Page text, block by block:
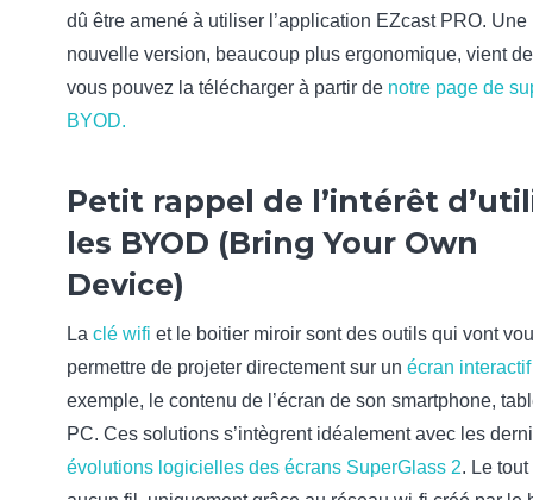
dû être amené à utiliser l’application EZcast PRO. Une
nouvelle version, beaucoup plus ergonomique, vient
vous pouvez la télécharger à partir de notre page de
BYOD.
Petit rappel de l’intérêt
les BYOD (Bring Your Own
Device)
La clé wifi et le boitier miroir sont des outils qui vont
permettre de projeter directement sur un écran interactif
exemple, le contenu de l’écran de son smartphone,
PC. Ces solutions s’intègrent idéalement avec les
évolutions logicielles des écrans SuperGlass 2. Le